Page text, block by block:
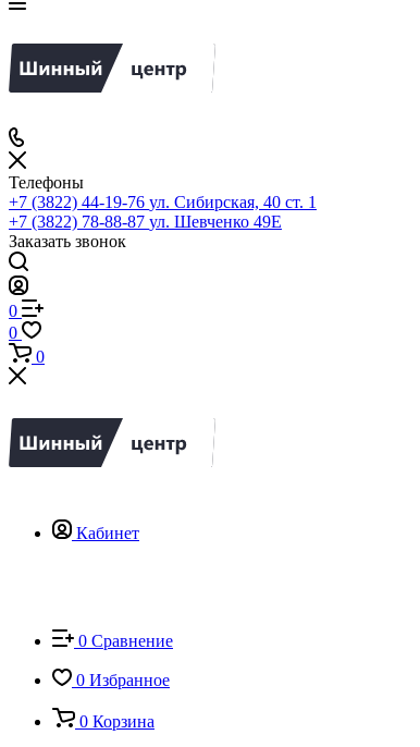
Телефоны
+7 (3822) 44-19-76 ул. Сибирская, 40 ст. 1
+7 (3822) 78-88-87 ул. Шевченко 49Е
Заказать звонок
0
0
0
Кабинет
0 Сравнение
0 Избранное
0 Корзина